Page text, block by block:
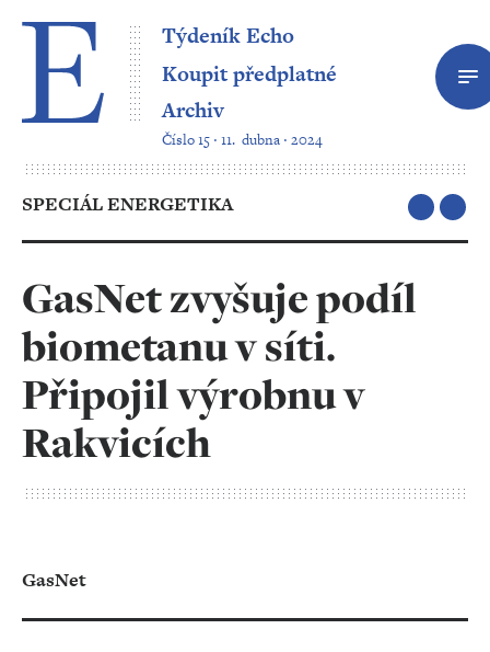
Týdeník Echo
Koupit předplatné
Archiv
Číslo 15 ‧ 11. dubna ‧ 2024
SPECIÁL ENERGETIKA
GasNet zvyšuje podíl
biometanu v síti.
Připojil výrobnu v
Rakvicích
GasNet